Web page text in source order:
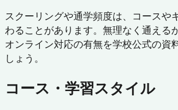
スクーリングや通学頻度は、コースや
わることがあります。無理なく通える
オンライン対応の有無を学校公式の資
しょう。
コース・学習スタイル